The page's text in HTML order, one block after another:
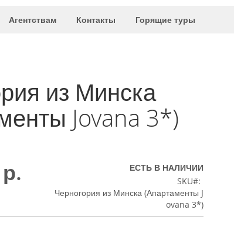
Агентствам Контакты Горящие туры
из Минска
Jovana 3*)
ЕСТЬ В НАЛИЧИИ
SKU
Черногория из Минска (Апартаменты J
ovana 3*)